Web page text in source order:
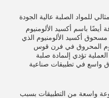
للمواد الصلبة عالية الجودة
أيضًا باسم أكسيد الألومنيوم
أكسيد الألومنيوم الذي
المحروق في فرن قوس
تؤدي إلىمادة صلبة
واسع في تطبيقات صناعية
واسعة من التطبيقات بسبب